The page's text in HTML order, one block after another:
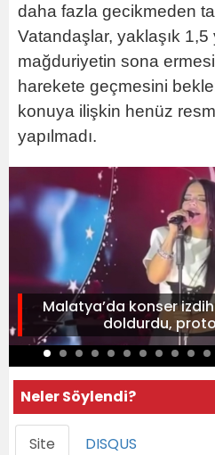
daha fazla gecikmeden
Vatandaşlar, yaklaşık 1,5
mağduriyetin sona
harekete geçmesini
konuya ilişkin henüz
yapılmadı.
Malatya’da konser
doldurdu,
Neler Söylendi?
Site DISQUS